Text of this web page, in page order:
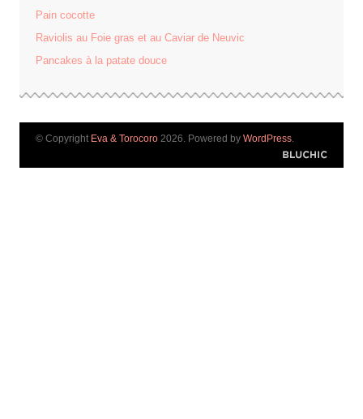
Pain cocotte
Raviolis au Foie gras et au Caviar de Neuvic
Pancakes à la patate douce
© Copyright Eva & Torocoro 2026. Powered by WordPress